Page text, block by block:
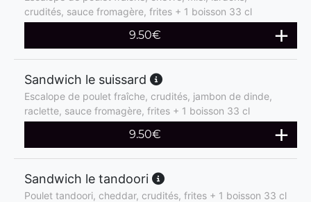
crudités, sauce fromagère, frites + 1 boisson 33 cl
9.50€
Sandwich le suissard
Escalope de poulet fraîche, crudités, jambon de dinde,
raclette, sauce fromagère, frites + 1 boisson 33 cl
9.50€
Sandwich le tandoori
Poulet tandoori, cheddar, crudités, frites + 1 boisson 33 cl